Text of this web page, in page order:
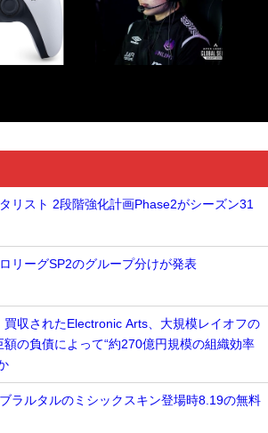
タリスト 2段階強化計画Phase2がシーズン31
ロリーグSP2のグループ分けが発表
買収されたElectronic Arts、大規模レイオフの
額の負債によって“約270億円規模の組織効率
ブラルタルのミシックスキン登場時8.19の無料